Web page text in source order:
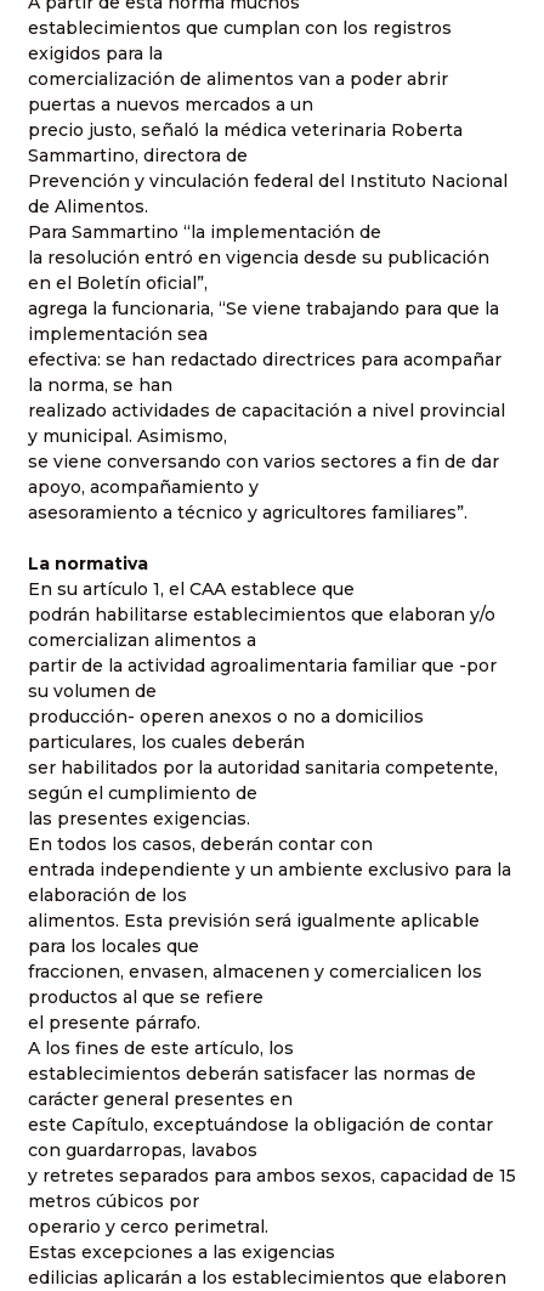
establecimientos que cumplan con los registros
exigidos para la
comercialización de alimentos van a poder abrir
puertas a nuevos mercados a un
precio justo, señaló la médica veterinaria Roberta
Sammartino, directora de
Prevención y vinculación federal del Instituto Nacional
de Alimentos.
Para Sammartino “la implementación de
la resolución entró en vigencia desde su publicación
en el Boletín oficial”,
agrega la funcionaria, “Se viene trabajando para que la
implementación sea
efectiva: se han redactado directrices para acompañar
la norma, se han
realizado actividades de capacitación a nivel provincial
y municipal. Asimismo,
se viene conversando con varios sectores a fin de dar
apoyo, acompañamiento y
asesoramiento a técnico y agricultores familiares”.
La normativa
En su artículo 1, el CAA establece que
podrán habilitarse establecimientos que elaboran y/o
comercializan alimentos a
partir de la actividad agroalimentaria familiar que -por
su volumen de
producción- operen anexos o no a domicilios
particulares, los cuales deberán
ser habilitados por la autoridad sanitaria competente,
según el cumplimiento de
las presentes exigencias.
En todos los casos, deberán contar con
entrada independiente y un ambiente exclusivo para la
elaboración de los
alimentos. Esta previsión será igualmente aplicable
para los locales que
fraccionen, envasen, almacenen y comercialicen los
productos al que se refiere
el presente párrafo.
A los fines de este artículo, los
establecimientos deberán satisfacer las normas de
carácter general presentes en
este Capítulo, exceptuándose la obligación de contar
con guardarropas, lavabos
y retretes separados para ambos sexos, capacidad de 15
metros cúbicos por
operario y cerco perimetral.
Estas excepciones a las exigencias
edilicias aplicarán a los establecimientos que elaboren